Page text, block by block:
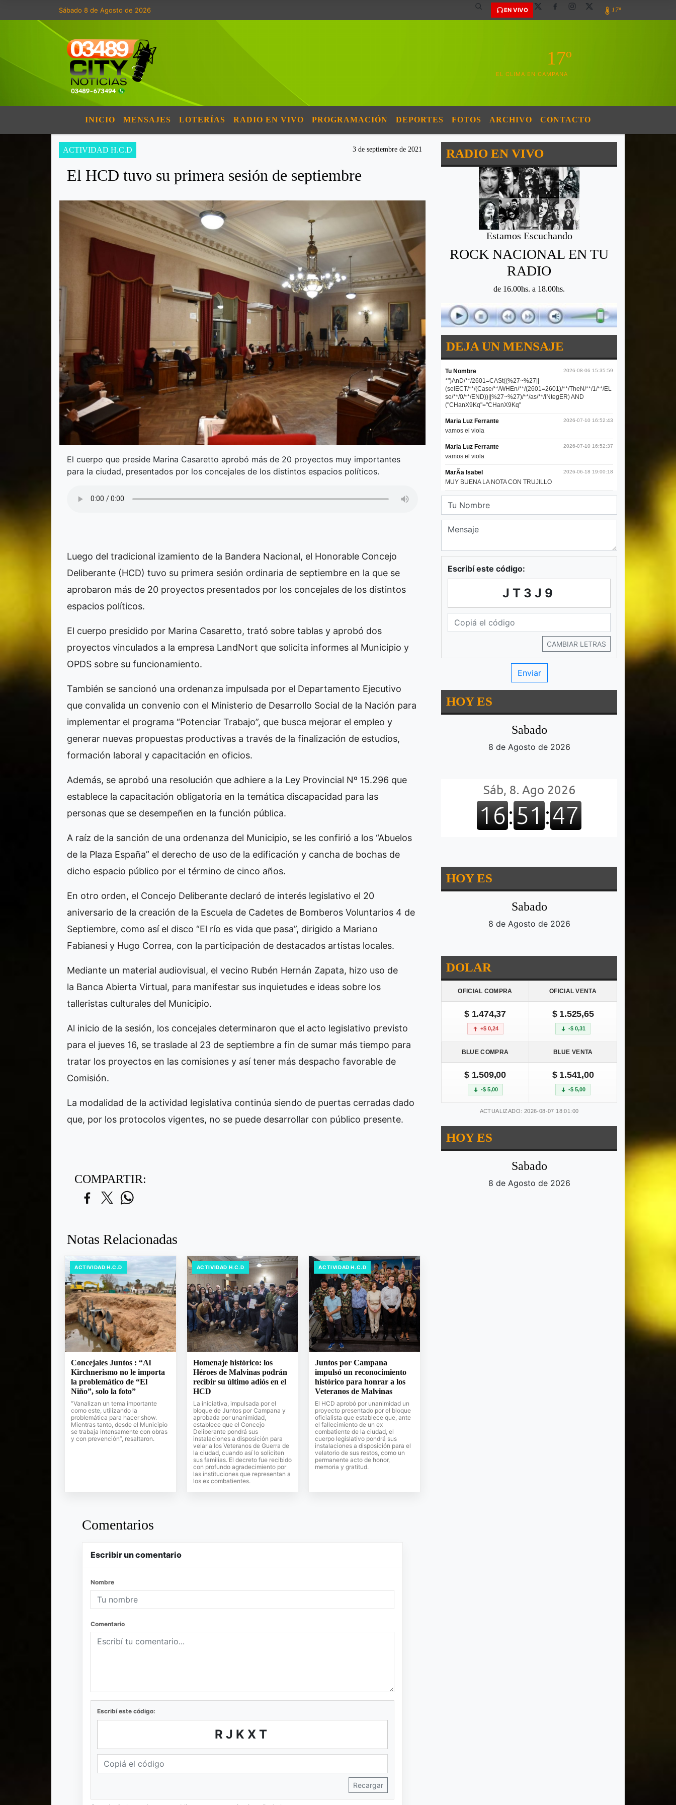
Sábado 8 de Agosto de 2026 EN VIVO 17º
17º
EL CLIMA EN CAMPANA
INICIO MENSAJES LOTERÍAS RADIO EN VIVO PROGRAMACIÓN DEPORTES FOTOS ARCHIVO CONTACTO
ACTIVIDAD H.C.D 3 de septiembre de 2021
El HCD tuvo su primera sesión de septiembre
El cuerpo que preside Marina Casaretto aprobó más de 20 proyectos muy importantes
para la ciudad, presentados por los concejales de los distintos espacios políticos.
Luego del tradicional izamiento de la Bandera Nacional, el Honorable Concejo
Deliberante (HCD) tuvo su primera sesión ordinaria de septiembre en la que se
aprobaron más de 20 proyectos presentados por los concejales de los distintos
espacios políticos.
El cuerpo presidido por Marina Casaretto, trató sobre tablas y aprobó dos
proyectos vinculados a la empresa LandNort que solicita informes al Municipio y
OPDS sobre su funcionamiento.
También se sancionó una ordenanza impulsada por el Departamento Ejecutivo
que convalida un convenio con el Ministerio de Desarrollo Social de la Nación para
implementar el programa “Potenciar Trabajo”, que busca mejorar el empleo y
generar nuevas propuestas productivas a través de la finalización de estudios,
formación laboral y capacitación en oficios.
Además, se aprobó una resolución que adhiere a la Ley Provincial Nº 15.296 que
establece la capacitación obligatoria en la temática discapacidad para las
personas que se desempeñen en la función pública.
A raíz de la sanción de una ordenanza del Municipio, se les confirió a los “Abuelos
de la Plaza España” el derecho de uso de la edificación y cancha de bochas de
dicho espacio público por el término de cinco años.
En otro orden, el Concejo Deliberante declaró de interés legislativo el 20
aniversario de la creación de la Escuela de Cadetes de Bomberos Voluntarios 4 de
Septiembre, como así el disco “El río es vida que pasa”, dirigido a Mariano
Fabianesi y Hugo Correa, con la participación de destacados artistas locales.
Mediante un material audiovisual, el vecino Rubén Hernán Zapata, hizo uso de
la Banca Abierta Virtual, para manifestar sus inquietudes e ideas sobre los
talleristas culturales del Municipio.
Al inicio de la sesión, los concejales determinaron que el acto legislativo previsto
para el jueves 16, se traslade al 23 de septiembre a fin de sumar más tiempo para
tratar los proyectos en las comisiones y así tener más despacho favorable de
Comisión.
La modalidad de la actividad legislativa continúa siendo de puertas cerradas dado
que, por los protocolos vigentes, no se puede desarrollar con público presente.
COMPARTIR:
Notas Relacionadas
ACTIVIDAD H.C.D
Concejales Juntos : “Al
Kirchnerismo no le importa
la problemático de “El
Niño”, solo la foto”
“Vanalizan un tema importante
como este, utilizando la
problemática para hacer show.
Mientras tanto, desde el Municipio
se trabaja intensamente con obras
y con prevención”, resaltaron.
ACTIVIDAD H.C.D
Homenaje histórico: los
Héroes de Malvinas podrán
recibir su último adiós en el
HCD
La iniciativa, impulsada por el
bloque de Juntos por Campana y
aprobada por unanimidad,
establece que el Concejo
Deliberante pondrá sus
instalaciones a disposición para
velar a los Veteranos de Guerra de
la ciudad, cuando así lo soliciten
sus familias. El decreto fue recibido
con profundo agradecimiento por
las instituciones que representan a
los ex combatientes.
ACTIVIDAD H.C.D
Juntos por Campana
impulsó un reconocimiento
histórico para honrar a los
Veteranos de Malvinas
El HCD aprobó por unanimidad un
proyecto presentado por el bloque
oficialista que establece que, ante
el fallecimiento de un ex
combatiente de la ciudad, el
cuerpo legislativo pondrá sus
instalaciones a disposición para el
velatorio de sus restos, como un
permanente acto de honor,
memoria y gratitud.
Comentarios
Escribir un comentario
Nombre
Comentario
Escribí este código:
RJKXT
Recargar
RADIO EN VIVO
Estamos Escuchando
ROCK NACIONAL EN TU
RADIO
de 16.00hs. a 18.00hs.
DEJA UN MENSAJE
Escribí este código:
JT3J9
CAMBIAR LETRAS
HOY ES
Sabado
8 de Agosto de 2026
HOY ES
Sabado
8 de Agosto de 2026
DOLAR
OFICIAL COMPRA OFICIAL VENTA
$ 1.474,37
+$ 0,24
$ 1.525,65
-$ 0,31
BLUE COMPRA BLUE VENTA
$ 1.509,00
-$ 5,00
$ 1.541,00
-$ 5,00
ACTUALIZADO: 2026-08-07 18:01:00
HOY ES
Sabado
8 de Agosto de 2026